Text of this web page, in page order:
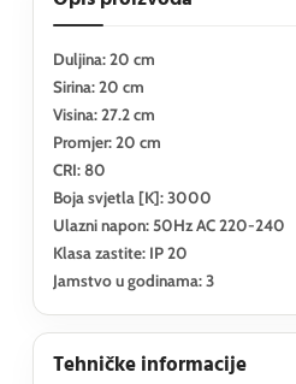
Duljina: 20 cm
Sirina: 20 cm
Visina: 27.2 cm
Promjer: 20 cm
CRI: 80
Boja svjetla [K]: 3000
Ulazni napon: 50Hz AC 220-240
Klasa zastite: IP 20
Jamstvo u godinama: 3
Tehničke informacije